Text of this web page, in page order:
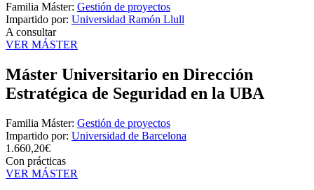
Familia Máster: Gestión de proyectos
Impartido por: Universidad Ramón Llull
A consultar
VER MÁSTER
Máster Universitario en Dirección
Estratégica de Seguridad en la UBA
Familia Máster: Gestión de proyectos
Impartido por: Universidad de Barcelona
1.660,20€
Con prácticas
VER MÁSTER